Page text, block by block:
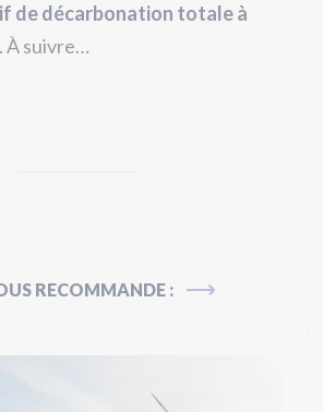
de décarbonation totale à
. À suivre…
RECOMMANDE :